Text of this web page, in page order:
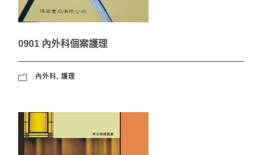
0901 內外科個案護理
內外科, 護理